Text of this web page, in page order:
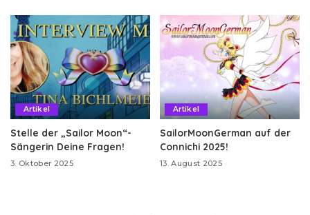
Artikel
Stelle der „Sailor Moon“-
Sängerin Deine Fragen!
3. Oktober 2025
Artikel
SailorMoonGerman auf der
Connichi 2025!
13. August 2025